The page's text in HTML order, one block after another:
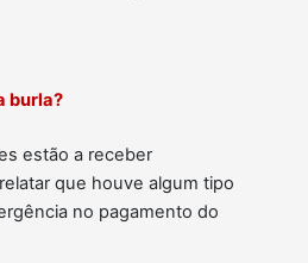
burla?
estão a receber
que houve algum tipo
no pagamento do